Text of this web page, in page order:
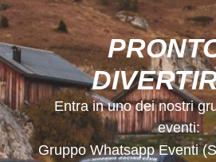
Entra in uno dei nostri
eventi:
Gruppo Whatsapp Eventi